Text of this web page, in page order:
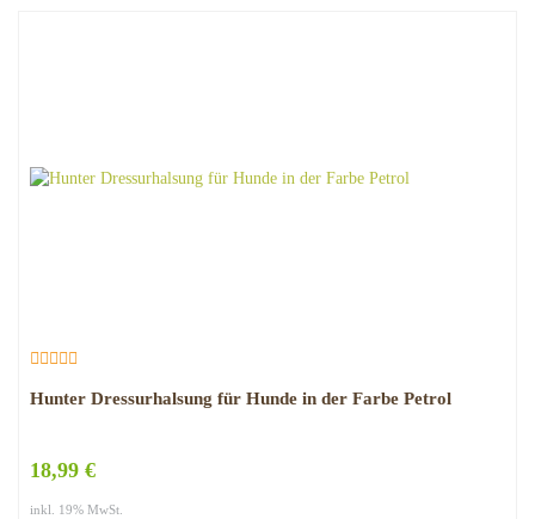
Hunter Dressurhalsung für Hunde in der Farbe Petrol
18,99 €
inkl. 19% MwSt.